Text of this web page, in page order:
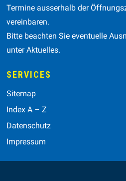
Termine ausserhalb der
vereinbaren.
Bitte beachten Sie eventuelle
unter Aktuelles.
SERVICES
Sitemap
Index A – Z
Datenschutz
Impressum